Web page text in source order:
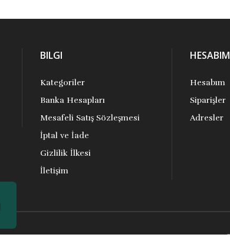
BILGI
Kategoriler
Banka Hesapları
Mesafeli Satış Sözleşmesi
İptal ve İade
Gizlilik İlkesi
İletişim
HESABIM
Hesabım
Siparişler
Adresler